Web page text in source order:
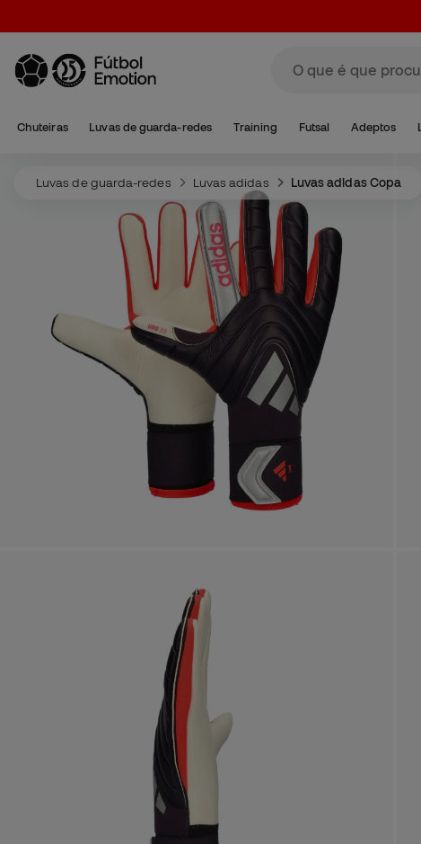
Chuteiras Luvas de guarda-redes Training Futsal Adeptos
Luvas de guarda-redes Luvas adidas Luvas adidas Copa